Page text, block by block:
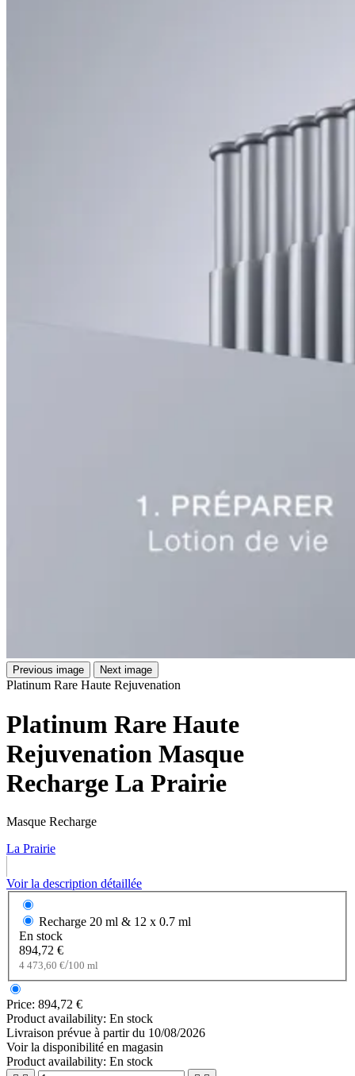
Previous image Next image
Platinum Rare Haute Rejuvenation
Platinum Rare Haute
Rejuvenation Masque
Recharge La Prairie
Masque Recharge
La Prairie
Voir la description détaillée
Recharge 20 ml & 12 x 0.7 ml
En stock
894,72 €
4 473,60 €/100 ml
Price: 894,72 €
Product availability: En stock
Livraison prévue à partir du 10/08/2026
Voir la disponibilité en magasin
Product availability: En stock